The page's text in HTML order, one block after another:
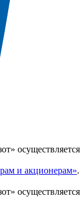
осуществляется
и акционерам».
осуществляется